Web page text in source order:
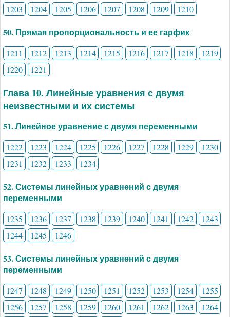
1203 1204 1205 1206 1207 1208 1209 1210
50. Прямая пропорциональность и ее гарфик
1211 1212 1213 1214 1215 1216 1217 1218
1219
1220
1221
Глава 10. Линейные уравнения с двумя
неизвестными и их системы
51. Линейное уравнение с двумя переменными
1222 1223 1224 1225 1226 1227 1228 1229
1230
1231
1232 1233 1234
52. Системы линейных уравнений с двумя
переменными
1235 1236 1237 1238 1239 1240 1241 1242
1243
1244
1245 1246
53. Системы линейных уравнений с двумя
переменными
1247 1248 1249 1250 1251 1252 1253 1254
1255
1256
1257 1258 1259 1260 1261 1262 1263
1264